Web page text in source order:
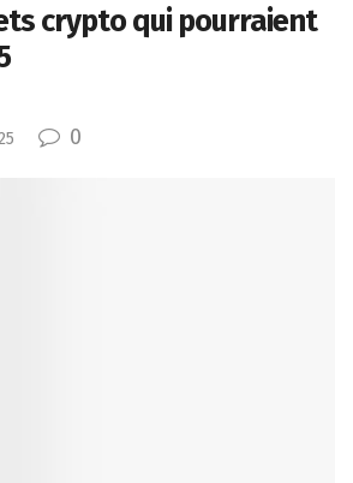
crypto qui pourraient
0